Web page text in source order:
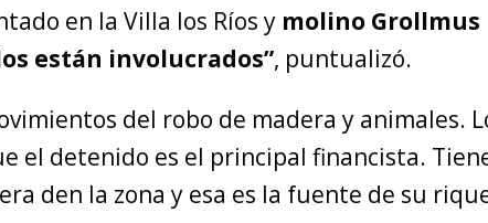
en la Villa los Ríos y molino Grollmus
están involucrados”, puntualizó.
del robo de madera y animales.
el detenido es el principal financista.
den la zona y esa es la fuente de su